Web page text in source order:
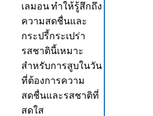
เลมอน ทำให้รู้สึกถึง
ความสดชื่นและ
กระปรี้กระเปร่า
รสชาตินี้เหมาะ
สำหรับการสูบในวัน
ที่ต้องการความ
สดชื่นและรสชาติที่
สดใส